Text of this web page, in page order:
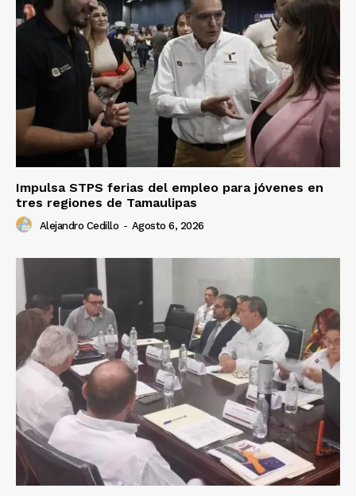
Impulsa STPS ferias del empleo para jóvenes en
tres regiones de Tamaulipas
Alejandro Cedillo - Agosto 6, 2026